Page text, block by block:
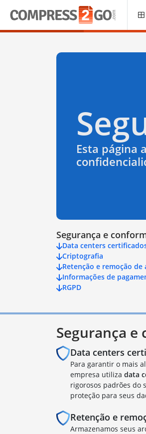
Esta página
Segurança e
Data centers
Criptografia
Retenção e remoção de
Informações de
RGPD
Segurança e
Data centers
Para garantir o mais
empresa utiliza data
rigorosos padrões do
proteção para seus
Retenção e
Armazenamos seus